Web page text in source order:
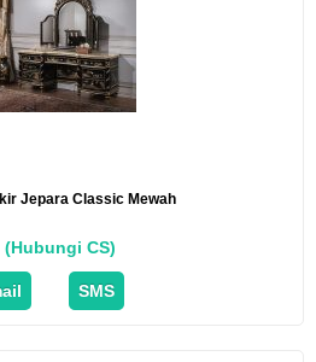
Jepara Classic Mewah
(Hubungi CS)
SMS